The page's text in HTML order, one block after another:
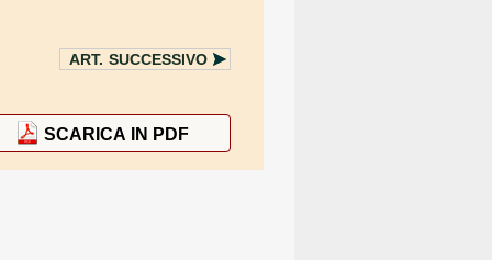
ART. SUCCESSIVO
SCARICA IN PDF